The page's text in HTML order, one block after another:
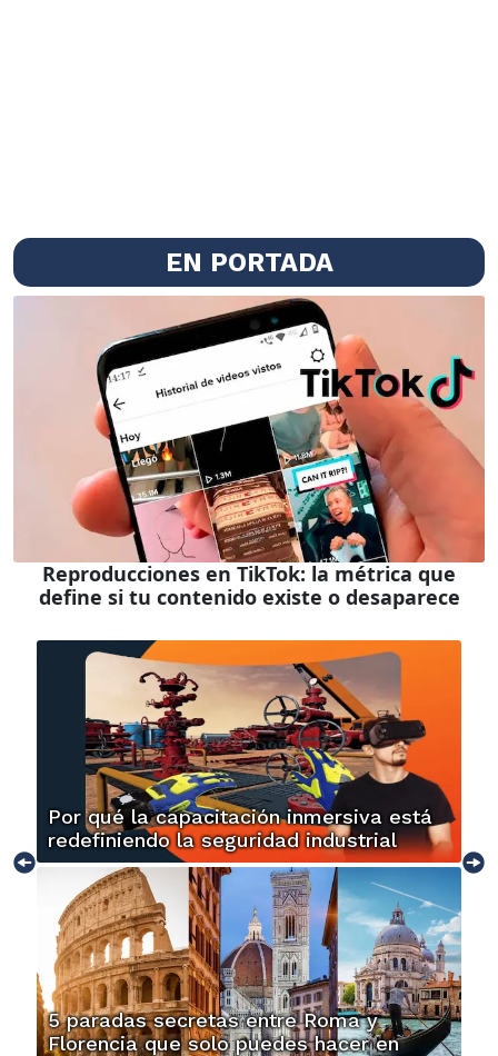
EN PORTADA
Reproducciones en TikTok: la métrica que
define si tu contenido existe o desaparece
Por qué la capacitación inmersiva está
redefiniendo la seguridad industrial
5 paradas secretas entre Roma y
Florencia que solo puedes hacer en